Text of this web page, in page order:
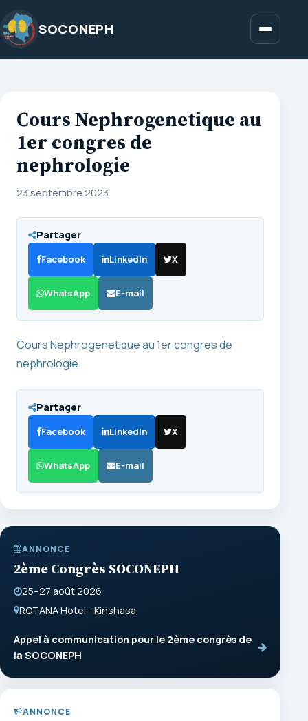
au
contenu
SOCONEPH Menu
Cours Nephrogenetique au
1er congres de
nephrologie
23 septembre 2023
Partager
Facebook LinkedIn X
WhatsApp E-mail
Cours Nephrogenetique au 1er congres de
nephrologie
Partager
Facebook LinkedIn X
WhatsApp E-mail
ANNONCE
2ème Congrès SOCONEPH
25–27 août 2026
ROTANA Hotel - Kinshasa
Appel à communication pour le 2ème congrès de
la SOCONEPH
ANNONCE